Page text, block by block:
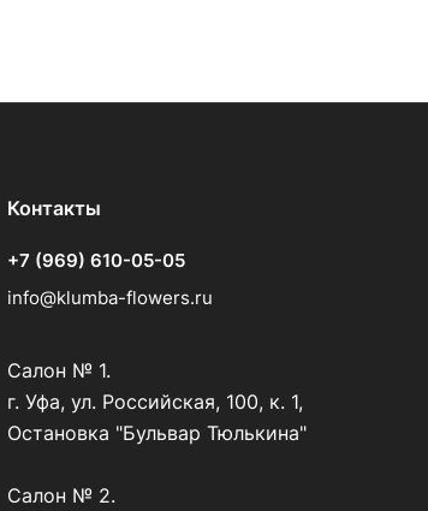
Контакты
+7 (969) 610-05-05
info@klumba-flowers.ru
Салон № 1.
г. Уфа, ул. Российская, 100, к. 1,
Остановка "Бульвар Тюлькина"
Салон № 2.